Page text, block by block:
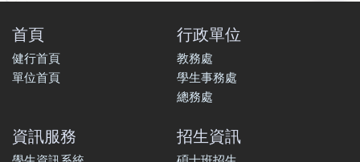
首頁
健行首頁
單位首頁
行政單位
教務處
學生事務處
總務處
資訊服務 招生資訊